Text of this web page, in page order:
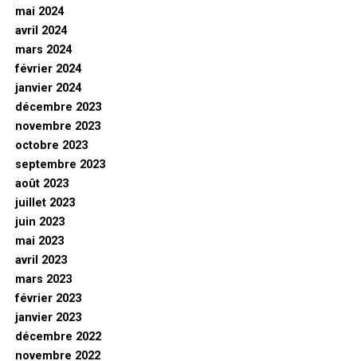
mai 2024
avril 2024
mars 2024
février 2024
janvier 2024
décembre 2023
novembre 2023
octobre 2023
septembre 2023
août 2023
juillet 2023
juin 2023
mai 2023
avril 2023
mars 2023
février 2023
janvier 2023
décembre 2022
novembre 2022